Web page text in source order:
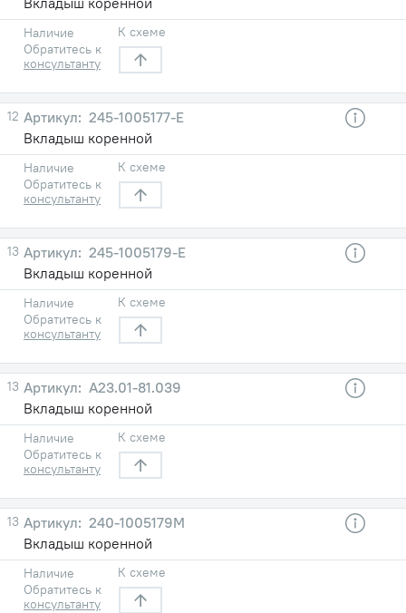
Наличие
Обратитесь к
консультанту
К схеме
12
245-1005177-Е
Вкладыш коренной
Наличие
Обратитесь к
консультанту
К схеме
13
245-1005179-Е
Вкладыш коренной
Наличие
Обратитесь к
консультанту
К схеме
13
А23.01-81.039
Вкладыш коренной
Наличие
Обратитесь к
консультанту
К схеме
13
240-1005179М
Вкладыш коренной
Наличие
Обратитесь к
консультанту
К схеме